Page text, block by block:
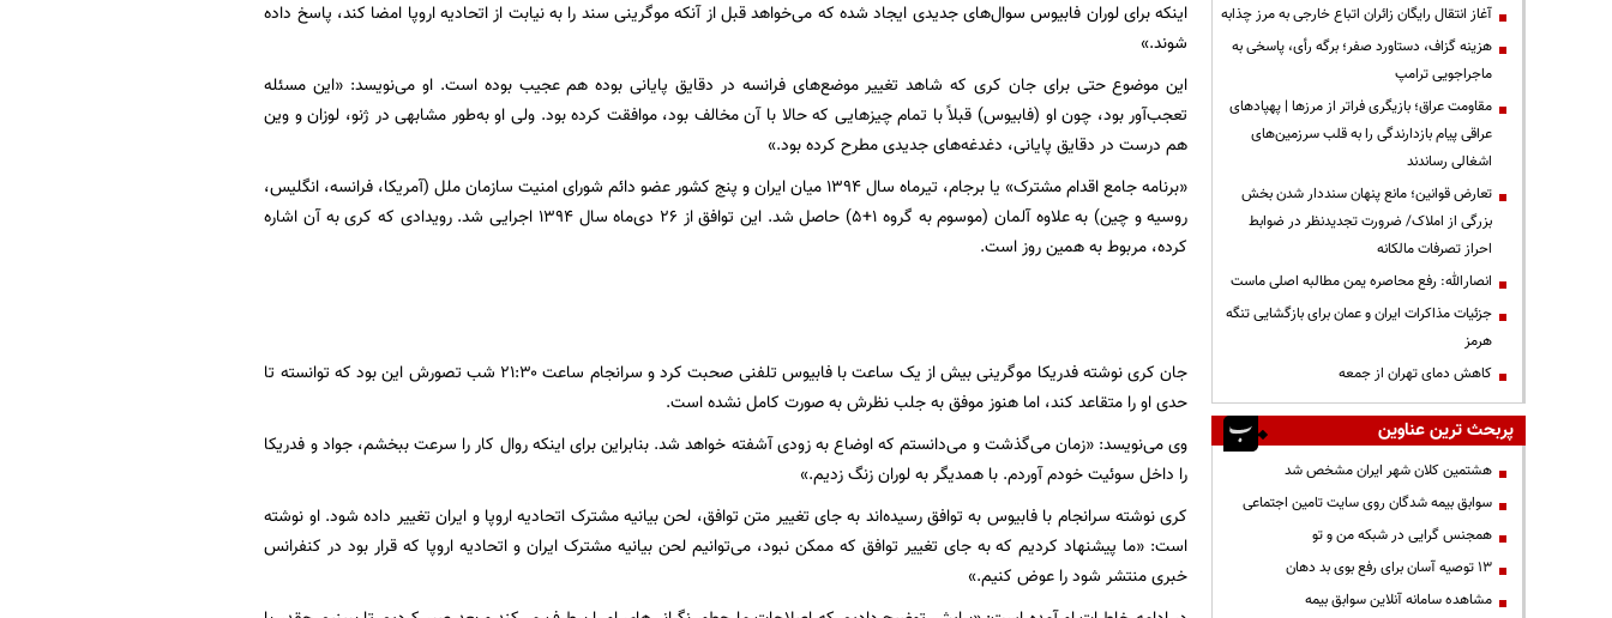
اینکه برای لوران فابیوس سوال‌های جدیدی ایجاد شده که می‌خواهد قبل از آنکه موگرینی سند را به نیابت از اتحادیه اروپا امضا کند، پاسخ داده
شوند.»
این موضوع حتی برای جان کری که شاهد تغییر موضع‌های فرانسه در دقایق پایانی بوده هم عجیب بوده است. او می‌نویسد: «این مسئله
تعجب‌آور بود، چون او (فابیوس) قبلاً با تمام چیزهایی که حالا با آن مخالف بود، موافقت کرده بود. ولی او به‌طور مشابهی در ژنو، لوزان و وین
هم درست در دقایق پایانی، دغدغه‌های جدیدی مطرح کرده بود.»
«برنامه جامع اقدام مشترک» یا برجام، تیرماه سال ۱۳۹۴ میان ایران و پنج کشور عضو دائم شورای امنیت سازمان ملل (آمریکا، فرانسه، انگلیس،
روسیه و چین) به علاوه آلمان (موسوم به گروه ۱+۵) حاصل شد. این توافق از ۲۶ دی‌ماه سال ۱۳۹۴ اجرایی شد. رویدادی که کری به آن اشاره
کرده، مربوط به همین روز است.
جان کری نوشته فدریکا موگرینی بیش از یک ساعت با فابیوس تلفنی صحبت کرد و سرانجام ساعت ۲۱:۳۰ شب تصورش این بود که توانسته تا
حدی او را متقاعد کند، اما هنوز موفق به جلب نظرش به صورت کامل نشده است.
وی می‌نویسد: «زمان می‌گذشت و می‌دانستم که اوضاع به زودی آشفته خواهد شد. بنابراین برای اینکه روال کار را سرعت ببخشم، جواد و فدریکا
را داخل سوئیت خودم آوردم. با همدیگر به لوران زنگ زدیم.»
کری نوشته سرانجام با فابیوس به توافق رسیده‌اند به جای تغییر متن توافق، لحن بیانیه مشترک اتحادیه اروپا و ایران تغییر داده شود. او نوشته
است: «ما پیشنهاد کردیم که به جای تغییر توافق که ممکن نبود، می‌توانیم لحن بیانیه مشترک ایران و اتحادیه اروپا که قرار بود در کنفرانس
خبری منتشر شود را عوض کنیم.»
آغاز انتقال رایگان زائران اتباع خارجی به مرز چذابه
هزینه گزاف، دستاورد صفر؛ برگه رأی، پاسخی به
ماجراجویی ترامپ
مقاومت عراق؛ بازیگری فراتر از مرزها | پهپادهای
عراقی پیام بازدارندگی را به قلب سرزمین‌های
اشغالی رساندند
تعارض قوانین؛ مانع پنهان سنددار شدن بخش
بزرگی از املاک/ ضرورت تجدیدنظر در ضوابط
احراز تصرفات مالکانه
انصارالله: رفع محاصره یمن مطالبه اصلی ماست
جزئیات مذاکرات ایران و عمان برای بازگشایی تنگه
هرمز
کاهش دمای تهران از جمعه
پربحث ترین عناوین
هشتمین کلان شهر ایران مشخص شد
سوابق بیمه شدگان روی سایت تامین اجتماعی
همجنس گرایی در شبکه من و تو
13 توصیه آسان برای رفع بوی بد دهان
مشاهده سامانه آنلاين سوابق بیمه